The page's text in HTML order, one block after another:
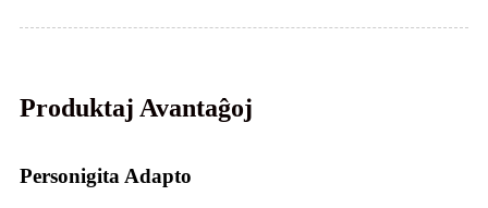
Produktaj Avantaĝoj
Personigita Adapto